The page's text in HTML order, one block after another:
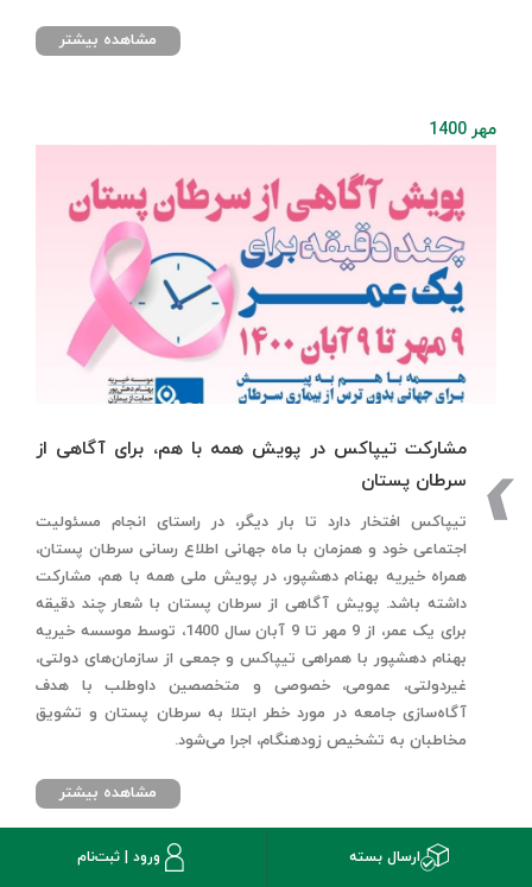
ارسال بسته ورود | ثبت‌نام
مشاهده بیشتر
مهر 1400
مشارکت تیپاکس در پویش همه با هم، برای آگاهی از
سرطان پستان
تیپاکس افتخار دارد تا بار دیگر، در راستای انجام مسئولیت
اجتماعی خود و همزمان با ماه جهانی اطلاع رسانی سرطان پستان،
همراه خیریه بهنام دهشپور، در پویش ملی همه با هم، مشارکت
داشته باشد. پویش آگاهی از سرطان پستان با شعار چند دقیقه
برای یک عمر، از 9 مهر تا 9 آبان سال 1400، توسط موسسه خیریه
بهنام دهشپور با همراهی تیپاکس و جمعی از سازمان‌های دولتی،
غیردولتی، عمومی، خصوصی و متخصصین داوطلب با هدف
آگاه‌سازی جامعه در مورد خطر ابتلا به سرطان پستان و تشویق
مخاطبان به تشخیص زودهنگام، اجرا می‌شود.
مشاهده بیشتر